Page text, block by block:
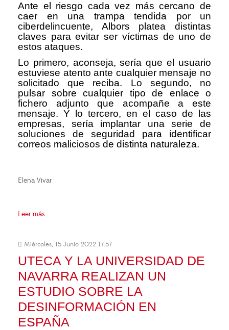
Ante el riesgo cada vez más cercano de
caer en una trampa tendida por un
ciberdelincuente, Albors platea distintas
claves para evitar ser víctimas de uno de
estos ataques.
Lo primero, aconseja, sería que el usuario
estuviese atento ante cualquier mensaje no
solicitado que reciba. Lo segundo, no
pulsar sobre cualquier tipo de enlace o
fichero adjunto que acompañe a este
mensaje. Y lo tercero, en el caso de las
empresas, sería implantar una serie de
soluciones de seguridad para identificar
correos maliciosos de distinta naturaleza.
Elena Vivar
Leer más ...
Miércoles, 15 Junio 2022 17:57
UTECA Y LA UNIVERSIDAD DE
NAVARRA REALIZAN UN
ESTUDIO SOBRE LA
DESINFORMACIÓN EN
ESPAÑA